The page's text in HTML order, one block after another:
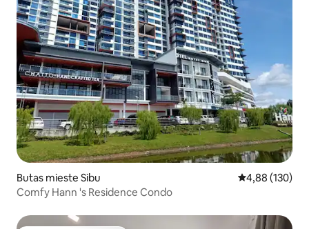
Butas mieste Sibu Vidutinis
4,88 (130)
Comfy Hann 's Residence Condo